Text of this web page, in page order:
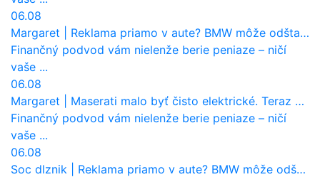
06.08
Margaret
Reklama priamo v aute? BMW môže odštartovať nový trend
Finančný podvod vám nielenže berie peniaze – ničí
vaše ...
06.08
Margaret
Maserati malo byť čisto elektrické. Teraz zisťuje, že potrebuje nový osemvalcový motor
Finančný podvod vám nielenže berie peniaze – ničí
vaše ...
06.08
Soc dlznik
Reklama priamo v aute? BMW môže odštartovať nový trend